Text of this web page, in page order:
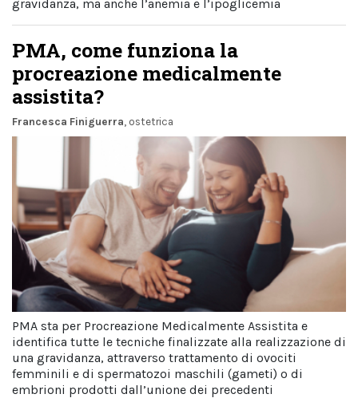
gravidanza, ma anche l’anemia e l’ipoglicemia
PMA, come funziona la
procreazione medicalmente
assistita?
Francesca Finiguerra, ostetrica
PMA sta per Procreazione Medicalmente Assistita e
identifica tutte le tecniche finalizzate alla realizzazione di
una gravidanza, attraverso trattamento di ovociti
femminili e di spermatozoi maschili (gameti) o di
embrioni prodotti dall’unione dei precedenti